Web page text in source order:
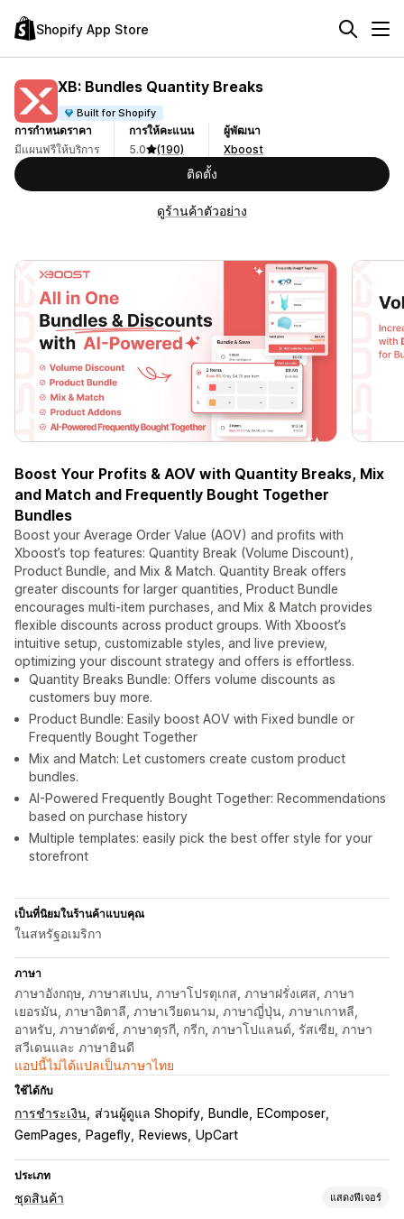
Shopify App Store
XB: Bundles Quantity Breaks
Built for Shopify
การกำหนดราคา
มีแผนฟรีให้บริการ
การให้คะแนน
5.0
(190)
ผู้พัฒนา
Xboost
ติดตั้ง
ดูร้านค้าตัวอย่าง
Boost Your Profits & AOV with Quantity Breaks, Mix
and Match and Frequently Bought Together
Bundles
Boost your Average Order Value (AOV) and profits with
Xboost’s top features: Quantity Break (Volume Discount),
Product Bundle, and Mix & Match. Quantity Break offers
greater discounts for larger quantities, Product Bundle
encourages multi-item purchases, and Mix & Match provides
flexible discounts across product groups. With Xboost’s
intuitive setup, customizable styles, and live preview,
optimizing your discount strategy and offers is effortless.
Quantity Breaks Bundle: Offers volume discounts as
customers buy more.
Product Bundle: Easily boost AOV with Fixed bundle or
Frequently Bought Together
Mix and Match: Let customers create custom product
bundles.
AI-Powered Frequently Bought Together: Recommendations
based on purchase history
Multiple templates: easily pick the best offer style for your
storefront
เป็นที่นิยมในร้านค้าแบบคุณ
ในสหรัฐอเมริกา
ภาษา
ภาษาอังกฤษ, ภาษาสเปน, ภาษาโปรตุเกส, ภาษาฝรั่งเศส, ภาษา
เยอรมัน, ภาษาอิตาลี, ภาษาเวียดนาม, ภาษาญี่ปุ่น, ภาษาเกาหลี,
อาหรับ, ภาษาดัตช์, ภาษาตุรกี, กรีก, ภาษาโปแลนด์, รัสเซีย, ภาษา
สวีเดนและ ภาษาฮินดี
แอปนี้ไม่ได้แปลเป็นภาษาไทย
ใช้ได้กับ
การชำระเงิน ส่วนผู้ดูแล Shopify Bundle
EComposer
GemPages
Pagefly Reviews UpCart
ประเภท
ชุดสินค้า แสดงฟีเจอร์